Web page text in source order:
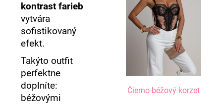
kontrast farieb
vytvára
sofistikovaný
efekt.
Takýto outfit
perfektne
doplníte:
béžovými
Čierno-béžový korzet